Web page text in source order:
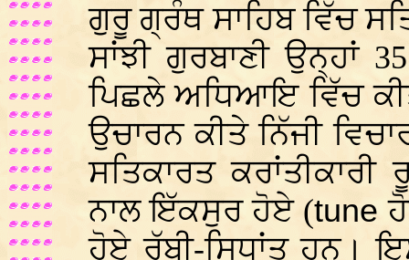
ਗੁਰੂ ਗ੍ਰੰਥ ਸਾਹਿਬ ਵਿੱਚ
ਸਾਂਝੀ ਗੁਰਬਾਣੀ ਉਨ੍ਹਾਂ
ਪਿਛਲੇ ਅਧਿਆਇ ਵਿੱਚ
ਉਚਾਰਨ ਕੀਤੇ ਨਿੱਜੀ
ਸਤਿਕਾਰਤ
ਨਾਲ ਇੱਕਸੁਰ ਹੋਏ (tune
ਹੋਏ ਰੱਬੀ-ਸਿਧਾਂਤ ਹਨ।